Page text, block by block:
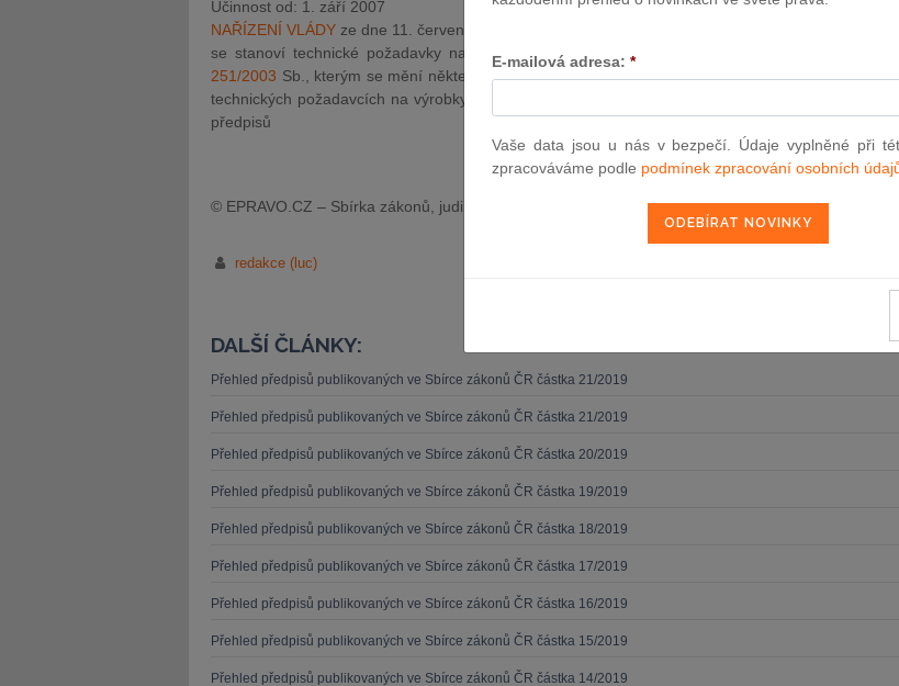
Účinnost od: 1. září 2007
NAŘÍZENÍ VLÁDY ze dne 11. července 2007, kterým se mění nařízení vlády č.
se stanoví technické požadavky na zdravotnické prostředky a kterým se mění nařízení vlády
251/2003 Sb., kterým se mění některá nařízení vlády vydaná k provedení zákona č.22/1997Sb.,
technických požadavcích na výrobky a o změně a doplnění některých zákonů, ve znění
předpisů
© EPRAVO.CZ – Sbírka zákonů, judikatura, právo | www.epravo.cz
redakce (luc)
DALŠÍ ČLÁNKY:
Přehled předpisů publikovaných ve Sbírce zákonů ČR částka 21/2019
Přehled předpisů publikovaných ve Sbírce zákonů ČR částka 21/2019
Přehled předpisů publikovaných ve Sbírce zákonů ČR částka 20/2019
Přehled předpisů publikovaných ve Sbírce zákonů ČR částka 19/2019
Přehled předpisů publikovaných ve Sbírce zákonů ČR částka 18/2019
Přehled předpisů publikovaných ve Sbírce zákonů ČR částka 17/2019
Přehled předpisů publikovaných ve Sbírce zákonů ČR částka 16/2019
Přehled předpisů publikovaných ve Sbírce zákonů ČR částka 15/2019
Přehled předpisů publikovaných ve Sbírce zákonů ČR částka 14/2019
JUDr. Tomáš Nielsen
JUDr. Tomáš Sokol
Kurzy lektora
E-mailová adresa: *
Vaše data jsou u nás v bezpečí. Údaje vyplněné při
zpracováváme podle podmínek zpracování osobních